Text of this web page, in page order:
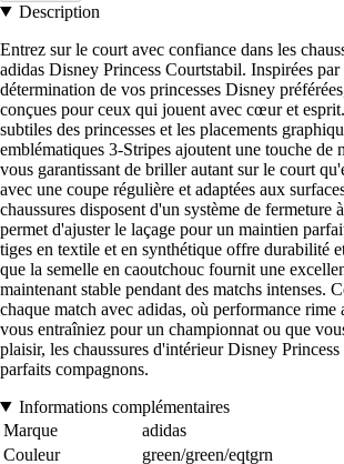
Description
Entrez sur le court avec confiance dans les
adidas Disney Princess Courtstabil. Inspirées par
détermination de vos princesses Disney
conçues pour ceux qui jouent avec cœur et
subtiles des princesses et les placements
emblématiques 3-Stripes ajoutent une touche de
vous garantissant de briller autant sur le court
avec une coupe régulière et adaptées aux
chaussures disposent d'un système de fermeture
permet d'ajuster le laçage pour un maintien
tiges en textile et en synthétique offre durabilité
que la semelle en caoutchouc fournit une
maintenant stable pendant des matchs intenses.
chaque match avec adidas, où performance rime
vous entraîniez pour un championnat ou que
plaisir, les chaussures d'intérieur Disney
parfaits compagnons.
Informations complémentaires
Marque
adidas
Couleur
green/green/eqtgrn